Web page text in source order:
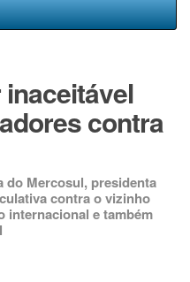
contra
do Mercosul, presidenta
contra o vizinho
internacional e também